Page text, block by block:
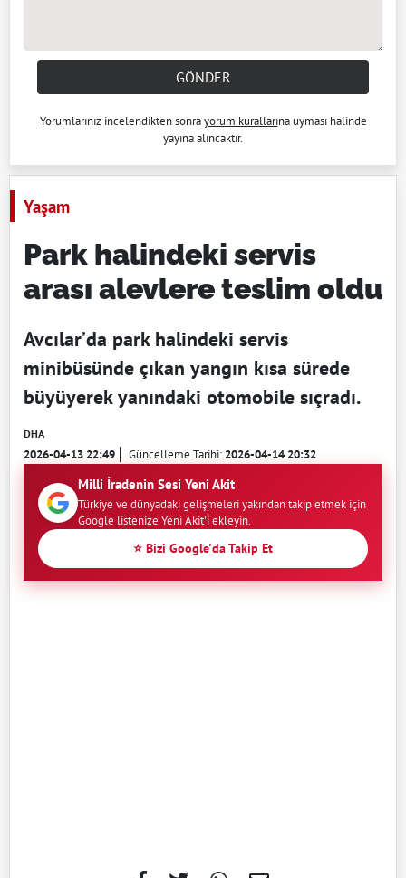
GÖNDER
Yorumlarınız incelendikten sonrayorum kurallarına uyması halinde
yayına alıncaktır.
Yaşam
Park halindeki servis
arası alevlere teslim oldu
Avcılar’da park halindeki servis
minibüsünde çıkan yangın kısa sürede
büyüyerek yanındaki otomobile sıçradı.
DHA
2026-04-13 22:49 Güncelleme Tarihi:2026-04-14 20:32
Milli İradenin Sesi Yeni Akit
Türkiye ve dünyadaki gelişmeleri yakından takip etmek için
Google listenize Yeni Akit'i ekleyin.
⭐ Bizi Google'da Takip Et